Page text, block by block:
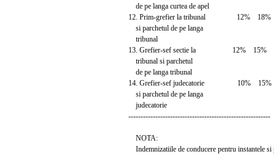
de pe langa curtea de apel
12. Prim-grefier la tribunal 12% 18%
si parchetul de pe langa
tribunal
13. Grefier-sef sectie la 12% 15%
tribunal si parchetul
de pe langa tribunal
14. Grefier-sef judecatorie 10% 15%
si parchetul de pe langa
judecatorie
----------------------------------------------------------
NOTA:
Indemnizatiile de conducere pentru instantele